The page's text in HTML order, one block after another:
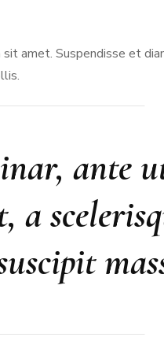
amet. Suspendisse et
ante
a